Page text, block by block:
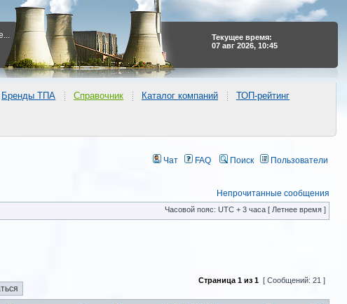
Текущее время:
07 авг 2026, 10:45
Бренды ТПА Справочник Каталог компаний ТОП-рейтинг
Чат FAQ Поиск Пользователи
Непрочитанные сообщения
Часовой пояс: UTC + 3 часа [ Летнее время ]
Страница 1 из 1 [ Сообщений: 21 ]